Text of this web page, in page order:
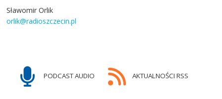
Sławomir Orlik
orlik@radioszczecin.pl
PODCAST AUDIO AKTUALNOŚCI RSS